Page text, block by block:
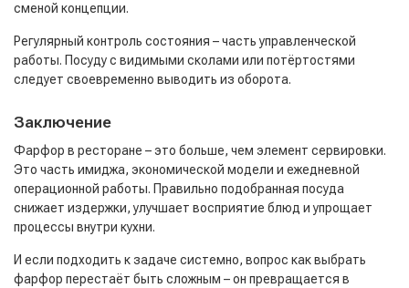
сменой концепции.
Регулярный контроль состояния – часть управленческой
работы. Посуду с видимыми сколами или потёртостями
следует своевременно выводить из оборота.
Заключение
Фарфор в ресторане – это больше, чем элемент сервировки.
Это часть имиджа, экономической модели и ежедневной
операционной работы. Правильно подобранная посуда
снижает издержки, улучшает восприятие блюд и упрощает
процессы внутри кухни.
И если подходить к задаче системно, вопрос как выбрать
фарфор перестаёт быть сложным – он превращается в